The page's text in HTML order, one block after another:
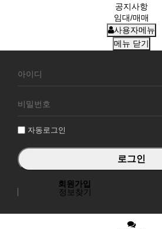
공지사항
임대/매매
사용자메뉴
메뉴 닫기
원
그
자동로그인
회원가입
정보찾기